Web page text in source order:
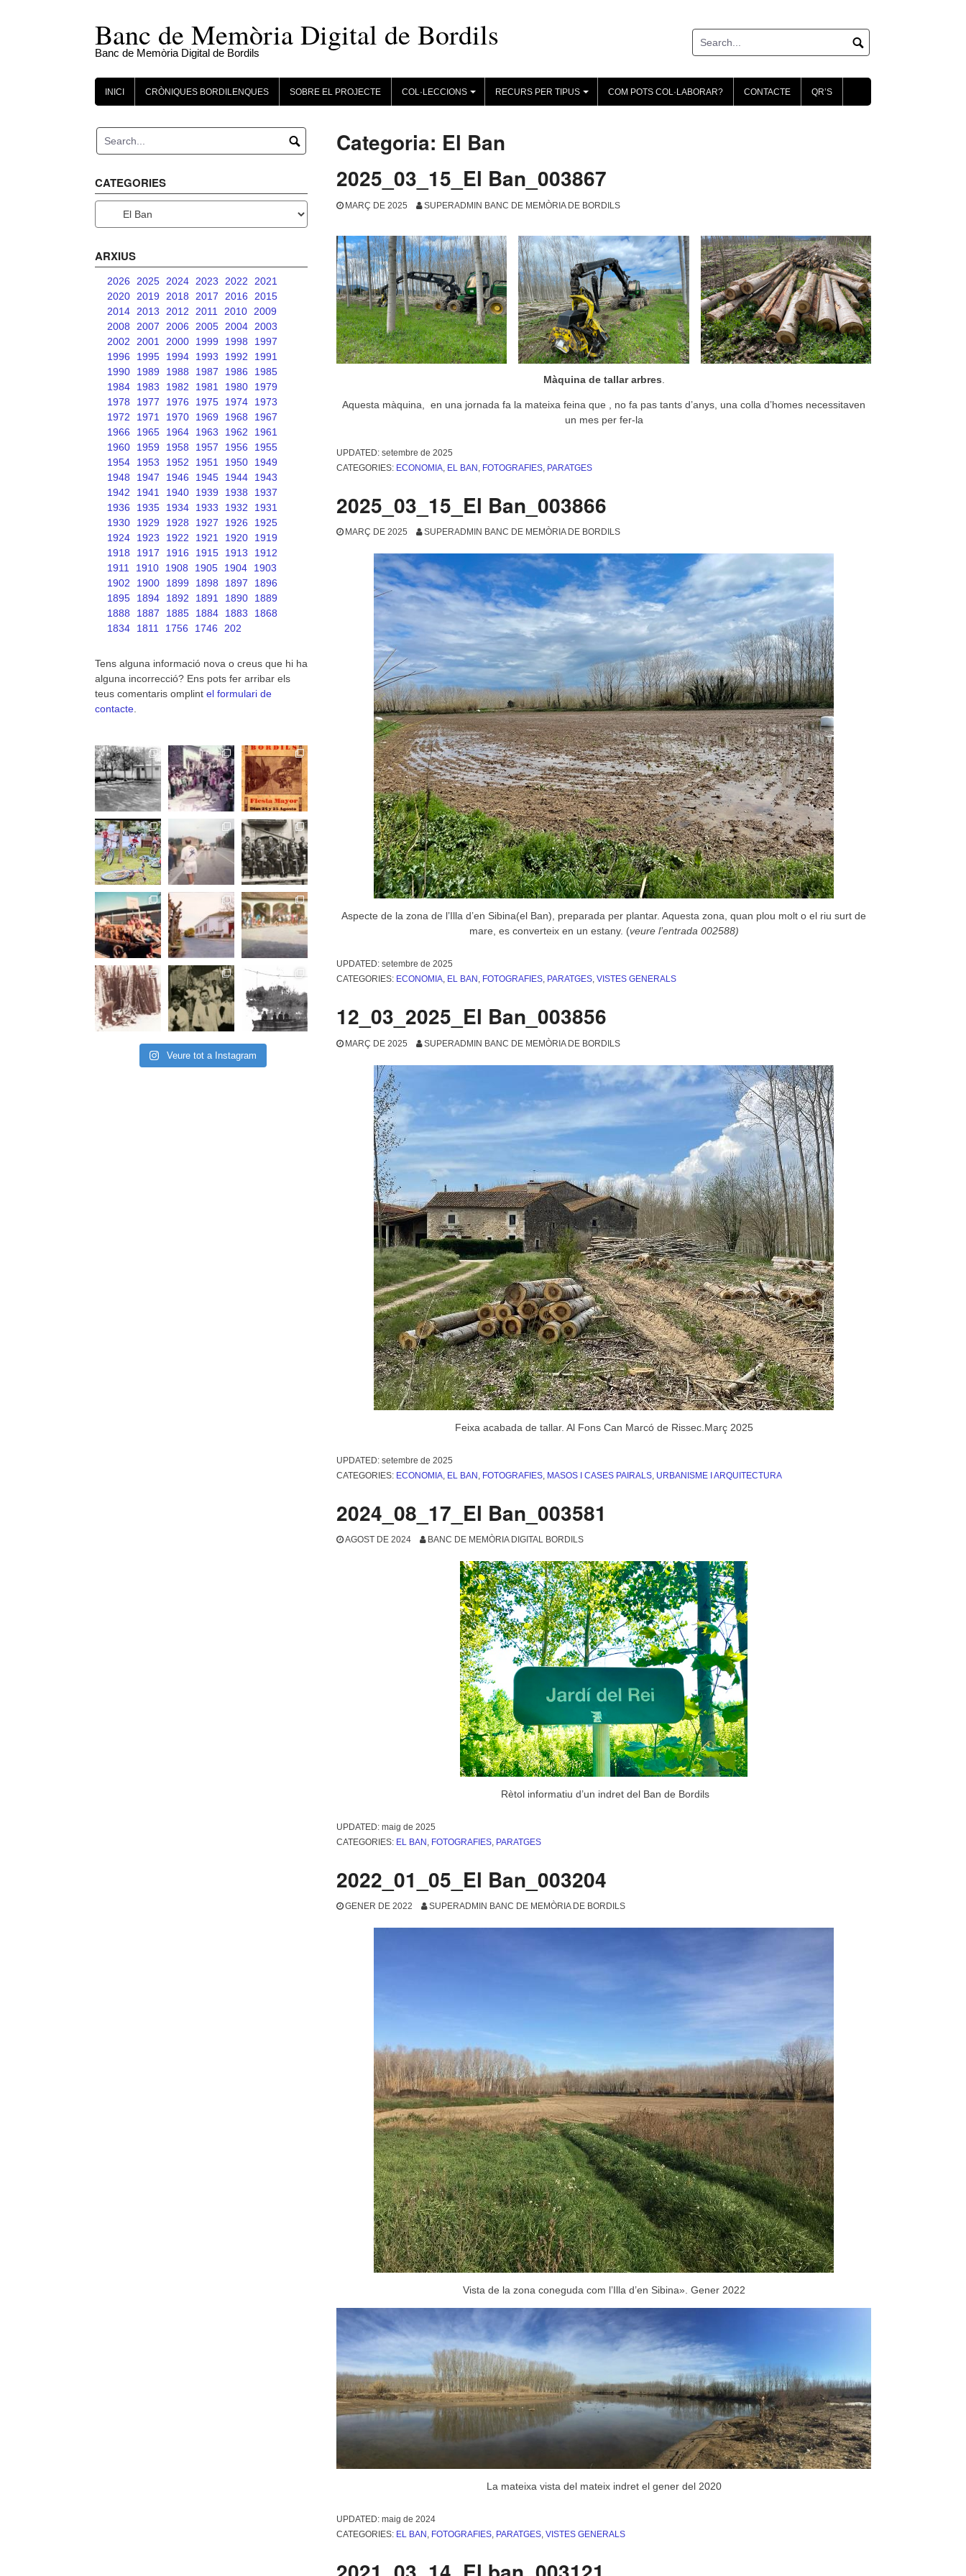
Banc de Memòria Digital de Bordils
Banc de Memòria Digital de Bordils
INICI CRÒNIQUES BORDILENQUES SOBRE EL PROJECTE
+
COL·LECCIONS
+
RECURS PER TIPUS COM POTS COL·LABORAR? CONTACTE QR’S
Categoria: El Ban
2025_03_15_El Ban_003867
MARÇ DE 2025 SUPERADMIN BANC DE MEMÒRIA DE BORDILS
Màquina de tallar arbres
Aquesta màquina, en una jornada fa la mateixa feina que , no fa pas tants d’anys, una colla d’homes necessitaven
un mes per fer-la
UPDATED: setembre de 2025
CATEGORIES: ECONOMIA EL BAN FOTOGRAFIES PARATGES
2025_03_15_El Ban_003866
MARÇ DE 2025 SUPERADMIN BANC DE MEMÒRIA DE BORDILS
Aspecte de la zona de l’Illa d’en Sibina(el Ban), preparada per plantar. Aquesta zona, quan plou molt o el riu surt de
mare, es converteix en un estany. (veure l’entrada 002588)
UPDATED: setembre de 2025
CATEGORIES: ECONOMIA, EL BAN , FOTOGRAFIES, PARATGES, VISTES GENERALS
12_03_2025_El Ban_003856
MARÇ DE 2025 SUPERADMIN BANC DE MEMÒRIA DE BORDILS
Feixa acabada de tallar. Al Fons Can Marcó de Rissec.Març 2025
UPDATED: setembre de 2025
CATEGORIES: ECONOMIA EL BAN FOTOGRAFIES MASOS I CASES PAIRALS URBANISME I ARQUITECTURA
2024_08_17_El Ban_003581
AGOST DE 2024 BANC DE MEMÒRIA DIGITAL BORDILS
Rètol informatiu d’un indret del Ban de Bordils
UPDATED: maig de 2025
CATEGORIES: EL BAN , FOTOGRAFIES, PARATGES
2022_01_05_El Ban_003204
GENER DE 2022 SUPERADMIN BANC DE MEMÒRIA DE BORDILS
Vista de la zona coneguda com l’Illa d’en Sibina». Gener 2022
La mateixa vista del mateix indret el gener del 2020
UPDATED: maig de 2024
CATEGORIES: EL BAN , FOTOGRAFIES, PARATGES, VISTES GENERALS
CATEGORIES
ARXIUS
2026 2025 2024 2023 2022
2021
2020
2019 2018 2017 2016
2015
2014
2013 2012 2011 2010
2009
2008
2007 2006 2005 2004
2003
2002
2001 2000 1999 1998
1997
1996
1995 1994 1993 1992
1991
1990
1989 1988 1987 1986
1985
1984
1983 1982 1981 1980
1979
1978
1977 1976 1975 1974
1973
1972
1971 1970 1969 1968
1967
1966
1965 1964 1963 1962
1961
1960
1959 1958 1957 1956
1955
1954
1953 1952 1951 1950
1949
1948
1947 1946 1945 1944
1943
1942
1941 1940 1939 1938
1937
1936
1935 1934 1933 1932
1931
1930
1929 1928 1927 1926
1925
1924
1923 1922 1921 1920
1919
1918
1917 1916 1915 1913
1912
1911
1910 1908 1905 1904
1903
1902
1900 1899 1898 1897
1896
1895
1894 1892 1891 1890
1889
1888
1887 1885 1884 1883
1868
1834
1811 1756 1746 202
Tens alguna informació nova o creus que hi ha
alguna incorrecció? Ens pots fer arribar els
teus comentaris omplint el formulari de
contacte
Veure tot a Instagram